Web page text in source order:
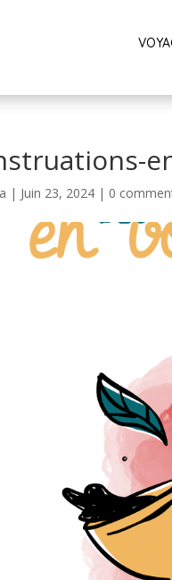
| Juin 23, 2024 | 0